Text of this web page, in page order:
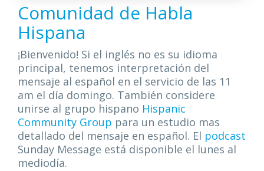
Comunidad de Habla
Hispana
¡Bienvenido! Si el inglés no es su idioma
principal, tenemos interpretación del
mensaje al español en el servicio de las 11
am el día domingo. También considere
unirse al grupo hispano Hispanic
Community Group para un estudio mas
detallado del mensaje en español. El podcast
Sunday Message está disponible el lunes al
mediodía.